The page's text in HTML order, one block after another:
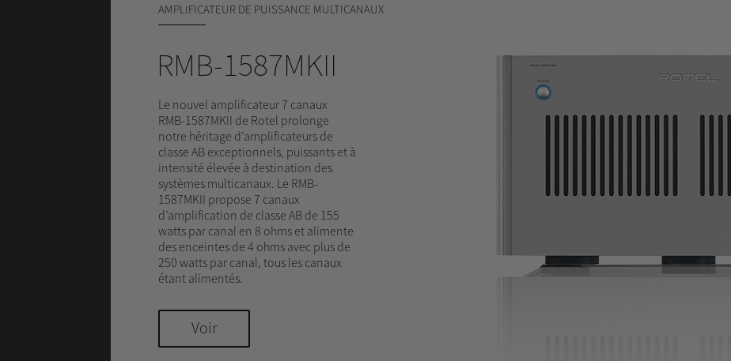
AMPLIFICATEUR DE PUISSANCE MULTICANAUX
RMB-1587MKII
Le nouvel amplificateur 7 canaux
RMB-1587MKII de Rotel prolonge
notre héritage d’amplificateurs de
classe AB exceptionnels, puissants et à
intensité élevée à destination des
systèmes multicanaux. Le RMB-
1587MKII propose 7 canaux
d’amplification de classe AB de 155
watts par canal en 8 ohms et alimente
des enceintes de 4 ohms avec plus de
250 watts par canal, tous les canaux
étant alimentés.
Voir